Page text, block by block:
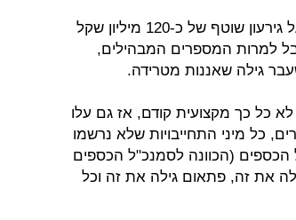
דומיניסיני אכן קיבלה תמונה מצב, שהצביעה על גירעון שוטף של כ-120 מיליון שקל
850 מיליון שקל. אבל למרות המספרים המבהילים,
גילה שאננות מטרידה.
כל כך מקצועית קודם, אז גם עלו
כל מיני התחייבויות שלא נרשמו
(הכוונה לסמנכ"ל הכספים
את זה, פתאום גילה את זה וכל